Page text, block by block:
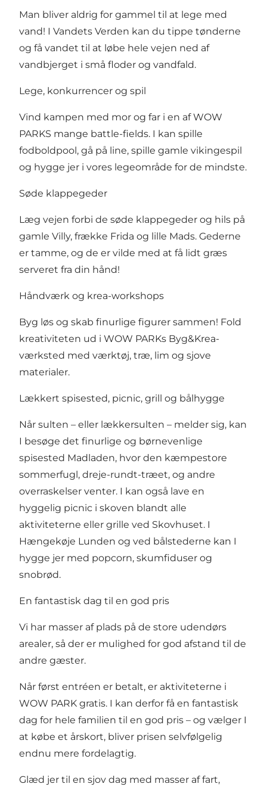
Man bliver aldrig for gammel til at lege med
vand! I Vandets Verden kan du tippe tønderne
og få vandet til at løbe hele vejen ned af
vandbjerget i små floder og vandfald.
Lege, konkurrencer og spil
Vind kampen med mor og far i en af WOW
PARKS mange battle-fields. I kan spille
fodboldpool, gå på line, spille gamle vikingespil
og hygge jer i vores legeområde for de mindste.
Søde klappegeder
Læg vejen forbi de søde klappegeder og hils på
gamle Villy, frække Frida og lille Mads. Gederne
er tamme, og de er vilde med at få lidt græs
serveret fra din hånd!
Håndværk og krea-workshops
Byg løs og skab finurlige figurer sammen! Fold
kreativiteten ud i WOW PARKs Byg&Krea-
værksted med værktøj, træ, lim og sjove
materialer.
Lækkert spisested, picnic, grill og bålhygge
Når sulten – eller lækkersulten – melder sig, kan
I besøge det finurlige og børnevenlige
spisested Madladen, hvor den kæmpestore
sommerfugl, dreje-rundt-træet, og andre
overraskelser venter. I kan også lave en
hyggelig picnic i skoven blandt alle
aktiviteterne eller grille ved Skovhuset. I
Hængekøje Lunden og ved bålstederne kan I
hygge jer med popcorn, skumfiduser og
snobrød.
En fantastisk dag til en god pris
Vi har masser af plads på de store udendørs
arealer, så der er mulighed for god afstand til de
andre gæster.
Når først entréen er betalt, er aktiviteterne i
WOW PARK gratis. I kan derfor få en fantastisk
dag for hele familien til en god pris – og vælger I
at købe et årskort, bliver prisen selvfølgelig
endnu mere fordelagtig.
Glæd jer til en sjov dag med masser af fart,